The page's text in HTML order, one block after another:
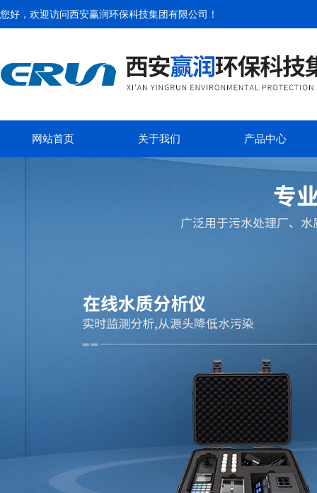
您好，欢迎访问西安赢润环保科技集团有限公司 ！
网站首页 关于我们 产品中心